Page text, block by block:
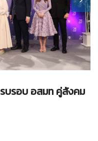
บรอบ อสมท คู่สังคม